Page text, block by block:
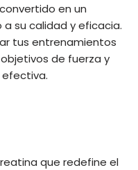
en un
su calidad y eficacia.
tus entrenamientos
de fuerza y
que redefine el